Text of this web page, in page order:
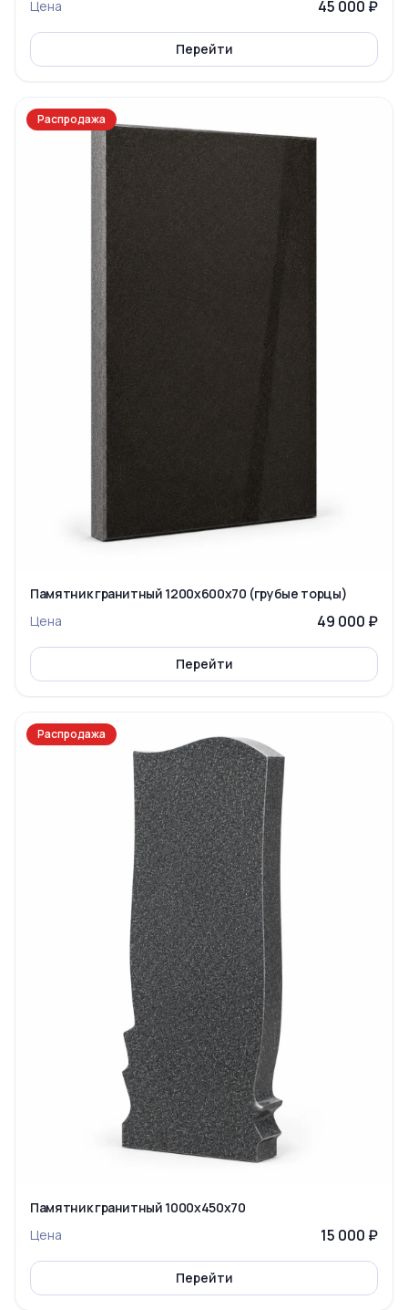
Цена 45 000 ₽
Перейти
Распродажа
Памятник гранитный 1200x600x70 (грубые торцы)
Цена
49 000 ₽
Перейти
Распродажа
Памятник гранитный 1000x450x70
Цена
15 000 ₽
Перейти